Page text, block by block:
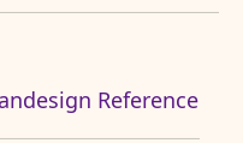
Reference